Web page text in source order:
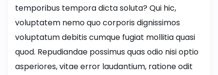
temporibus tempora dicta soluta? Qui hic,
voluptatem nemo quo corporis dignissimos
voluptatum debitis cumque fugiat mollitia quasi
quod. Repudiandae possimus quas odio nisi optio
asperiores, vitae error laudantium, ratione odit